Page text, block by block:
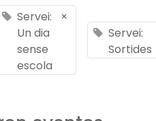
Servei:
Un dia
sense
escola
×
Servei:
Sortides